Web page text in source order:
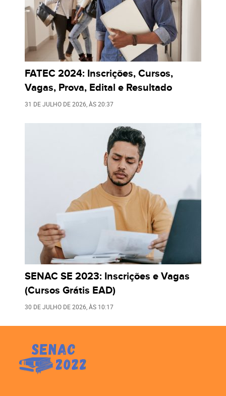
FATEC 2024: Inscrições, Cursos,
Vagas, Prova, Edital e Resultado
31 DE JULHO DE 2026 , ÀS20:37
SENAC SE 2023: Inscrições e Vagas
(Cursos Grátis EAD)
30 DE JULHO DE 2026 , ÀS 10:17